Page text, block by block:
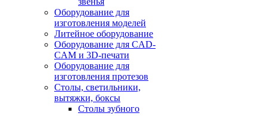
Оборудование для
изготовления моделей
Литейное оборудование
Оборудование для CAD-
CAM и 3D-печати
Оборудование для
изготовления протезов
Cтолы, светильники,
вытяжки, боксы
Столы зубного